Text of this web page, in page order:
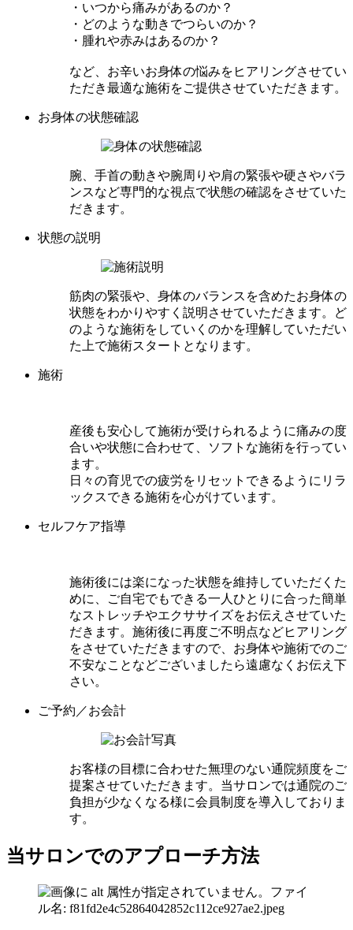
・いつから痛みがあるのか？
・どのような動きでつらいのか？
・腫れや赤みはあるのか？
など、お辛いお身体の悩みをヒアリングさせてい
ただき最適な施術をご提供させていただきます。
お身体の状態確認
腕、手首の動きや腕周りや肩の緊張や硬さやバラ
ンスなど専門的な視点で状態の確認をさせていた
だきます。
状態の説明
筋肉の緊張や、身体のバランスを含めたお身体の
状態をわかりやすく説明させていただきます。ど
のような施術をしていくのかを理解していただい
た上で施術スタートとなります。
施術
産後も安心して施術が受けられるように痛みの度
合いや状態に合わせて、ソフトな施術を行ってい
ます。
日々の育児での疲労をリセットできるようにリラ
ックスできる施術を心がけています。
セルフケア指導
施術後には楽になった状態を維持していただくた
めに、ご自宅でもできる一人ひとりに合った簡単
なストレッチやエクササイズをお伝えさせていた
だきます。施術後に再度ご不明点などヒアリング
をさせていただきますので、お身体や施術でのご
不安なことなどございましたら遠慮なくお伝え下
さい。
ご予約／お会計
お客様の目標に合わせた無理のない通院頻度をご
提案させていただきます。当サロンでは通院のご
負担が少なくなる様に会員制度を導入しておりま
す。
当サロンでのアプローチ方法